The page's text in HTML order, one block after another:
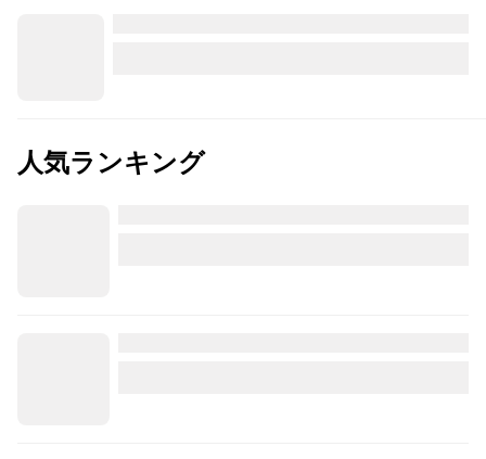
人気ランキング